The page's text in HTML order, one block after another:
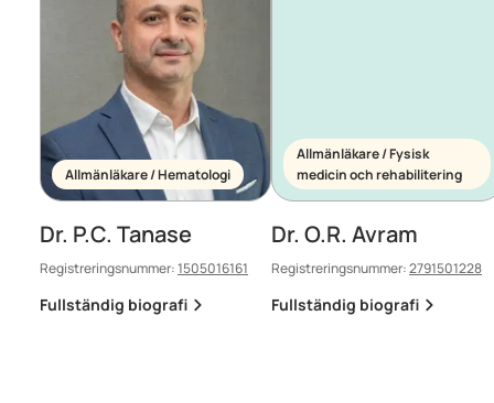
Allmänläkare / Hematologi
Dr. P.C. Tanase
Registreringsnummer:1505016161
Fullständig biografi
Allmänläkare / Fysisk
medicin och rehabilitering
Dr. O.R. Avram
Registreringsnummer:2791501228
Fullständig biografi